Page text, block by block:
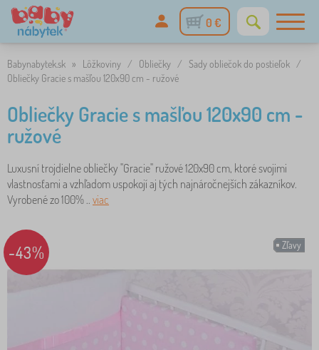
0 €
Babynabytek.sk » Lôžkoviny / Obliečky / Sady obliečok do postieľok /
Obliečky Gracie s mašľou 120x90 cm - ružové
Obliečky Gracie s mašľou 120x90 cm -
ružové
Luxusní trojdielne obliečky "Gracie" ružové 120x90 cm, ktoré svojimi
vlastnosťami a vzhľadom uspokojí aj tých najnáročnejších zákazníkov.
Vyrobené zo 100% .. viac
Zľavy
-43%